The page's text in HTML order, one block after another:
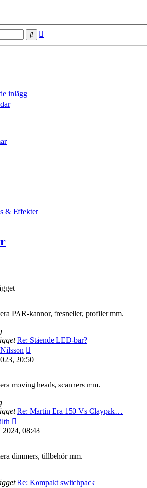
Sök
inlägg
& Effekter
PAR-kannor, fresneller, profiler mm.
Re: Stående LED-bar?
till
inlägget
20:50
moving heads, scanners mm.
Re: Martin Era 150 Vs Claypak…
till
det
inlägget
2024, 08:48
dimmers, tillbehör mm.
Re: Kompakt switchpack